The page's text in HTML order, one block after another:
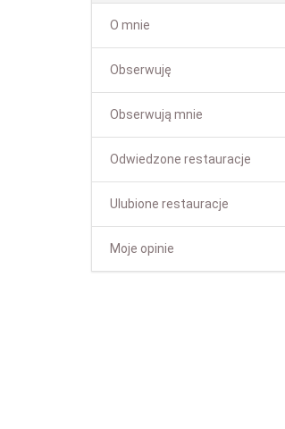
O mnie
Obserwuję
Obserwują mnie
Odwiedzone restauracje
Ulubione restauracje
Moje opinie